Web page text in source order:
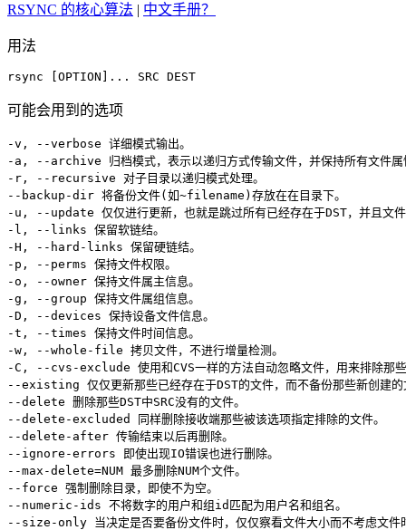
RSYNC 的核心算法 | 中文手册？
用法
rsync OPTION .. . SRC DEST
可能会用到的选项
-v, --verbose 详细模式输出。
-a,
--archive 归档模式，表示以递归方式传输文件，并保持所有文
-r,
--recursive 对子目录以递归模式处理。
--backup-dir 将备份文件( 如~filename ) 存放在在目录下。
-u,
--update 仅仅进行更新，也就是跳过所有已经存在于DST，并且文
-l,
--links 保留软链结。
-H, --hard-links 保留硬链结。
-p,
--perms 保持文件权限。
-o,
--owner 保持文件属主信息。
-g,
--group 保持文件属组信息。
-D,
--devices 保持设备文件信息。
-t,
--times 保持文件时间信息。
-w, --whole-file 拷贝文件，不进行增量检测。
--existing
--delete 删除那些DST中SRC没有的文件。
--delete-excluded 同样删除接收端那些被该选项指定排除的文件。
--delete-after 传输结束以后再删除。
--ignore-errors 即使出现IO错误也进行删除。
--max-delete=
--force 强制删除目录，即使不为空。
--numeric-ids 不将数字的用户和组id匹配为用户名和组名。
--size-only 当决定是否要备份文件时，仅仅察看文件大小而不考虑文件